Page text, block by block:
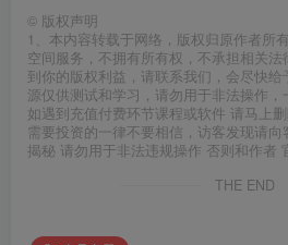
© 版权声明
1、本内容转载于网络，版权归原作者所
空间服务，不拥有所有权，不承担相关
到你的版权利益，请联系我们，会尽快
源仅供测试和学习，请勿用于非法操作，
如遇到充值付费环节课程或软件 请马上
需要投资的一律不要相信，访客发现请
揭秘 请勿用于非法违规操作 否则和作者
THE END